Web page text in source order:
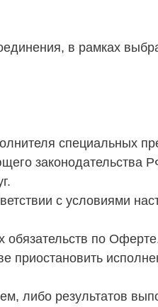
в рамках
специальных
законодательства
с условиями
по
либо результатов